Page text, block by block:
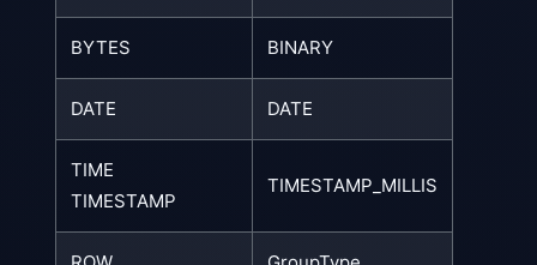
BYTES BINARY
DATE DATE
TIME
TIMESTAMP
TIMESTAMP_MILLIS